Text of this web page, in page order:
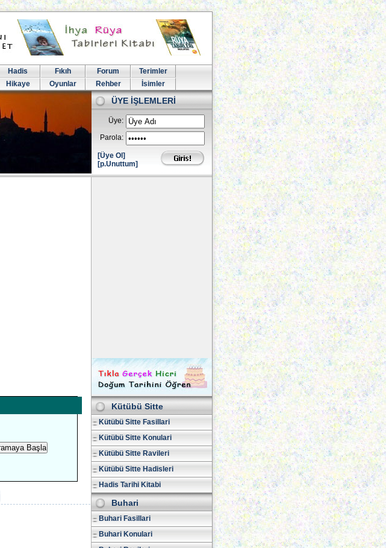
Hadis Fıkıh Forum
Terimler
Hikaye Oyunlar Rehber İsimler
ÜYE İŞLEMLERİ
Üye:
Parola:
[Üye Ol]
[p.Unuttum]
Kütübü Sitte
Kütübü Sitte Fasillari
Kütübü Sitte Konulari
Kütübü Sitte Ravileri
Kütübü Sitte Hadisleri
Hadis Tarihi Kitabi
Buhari
Buhari Fasillari
Buhari Konulari